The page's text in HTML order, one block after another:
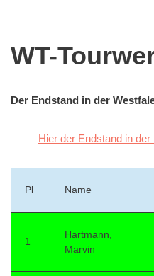
WT-
Der Endstand in der
Hier der Endstand in
Pl Name
1
Hartmann,
Marvin